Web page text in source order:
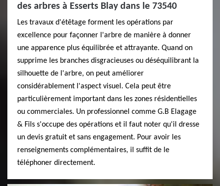
des arbres à Esserts Blay dans le 73540
Les travaux d'étêtage forment les opérations par
excellence pour façonner l'arbre de manière à donner
une apparence plus équilibrée et attrayante. Quand on
supprime les branches disgracieuses ou déséquilibrant la
silhouette de l'arbre, on peut améliorer
considérablement l'aspect visuel. Cela peut être
particulièrement important dans les zones résidentielles
ou commerciales. Un professionnel comme G.B Elagage
& Fils s'occupe des opérations et il faut noter qu'il dresse
un devis gratuit et sans engagement. Pour avoir les
renseignements complémentaires, il suffit de le
téléphoner directement.